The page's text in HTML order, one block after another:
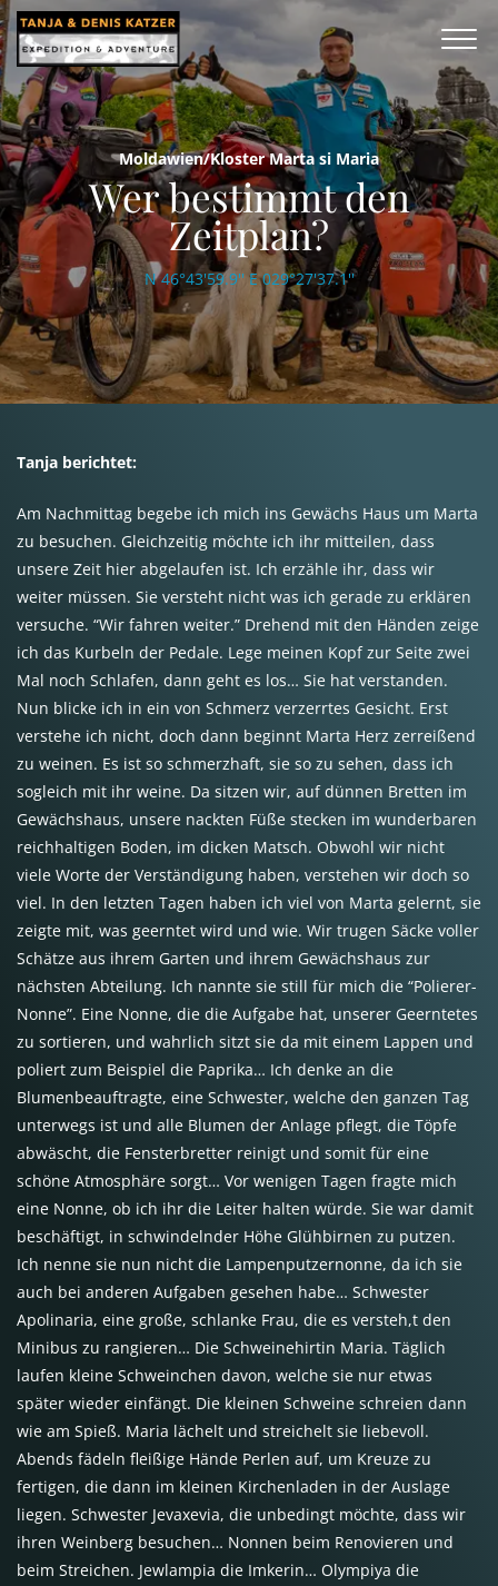
Moldawien/Kloster Marta si Maria
Wer bestimmt den
Zeitplan?
N 46°43'59.9'' E 029°27'37.1''
Tanja berichtet:
Am Nachmittag begebe ich mich ins Gewächs Haus um Marta
zu besuchen. Gleichzeitig möchte ich ihr mitteilen, dass
unsere Zeit hier abgelaufen ist. Ich erzähle ihr, dass wir
weiter müssen. Sie versteht nicht was ich gerade zu erklären
versuche. “Wir fahren weiter.” Drehend mit den Händen zeige
ich das Kurbeln der Pedale. Lege meinen Kopf zur Seite zwei
Mal noch Schlafen, dann geht es los… Sie hat verstanden.
Nun blicke ich in ein von Schmerz verzerrtes Gesicht. Erst
verstehe ich nicht, doch dann beginnt Marta Herz zerreißend
zu weinen. Es ist so schmerzhaft, sie so zu sehen, dass ich
sogleich mit ihr weine. Da sitzen wir, auf dünnen Bretten im
Gewächshaus, unsere nackten Füße stecken im wunderbaren
reichhaltigen Boden, im dicken Matsch. Obwohl wir nicht
viele Worte der Verständigung haben, verstehen wir doch so
viel. In den letzten Tagen haben ich viel von Marta gelernt, sie
zeigte mit, was geerntet wird und wie. Wir trugen Säcke voller
Schätze aus ihrem Garten und ihrem Gewächshaus zur
nächsten Abteilung. Ich nannte sie still für mich die “Polierer-
Nonne”. Eine Nonne, die die Aufgabe hat, unserer Geerntetes
zu sortieren, und wahrlich sitzt sie da mit einem Lappen und
poliert zum Beispiel die Paprika… Ich denke an die
Blumenbeauftragte, eine Schwester, welche den ganzen Tag
unterwegs ist und alle Blumen der Anlage pflegt, die Töpfe
abwäscht, die Fensterbretter reinigt und somit für eine
schöne Atmosphäre sorgt… Vor wenigen Tagen fragte mich
eine Nonne, ob ich ihr die Leiter halten würde. Sie war damit
beschäftigt, in schwindelnder Höhe Glühbirnen zu putzen.
Ich nenne sie nun nicht die Lampenputzernonne, da ich sie
auch bei anderen Aufgaben gesehen habe… Schwester
Apolinaria, eine große, schlanke Frau, die es versteh,t den
Minibus zu rangieren… Die Schweinehirtin Maria. Täglich
laufen kleine Schweinchen davon, welche sie nur etwas
später wieder einfängt. Die kleinen Schweine schreien dann
wie am Spieß. Maria lächelt und streichelt sie liebevoll.
Abends fädeln fleißige Hände Perlen auf, um Kreuze zu
fertigen, die dann im kleinen Kirchenladen in der Auslage
liegen. Schwester Jevaxevia, die unbedingt möchte, dass wir
ihren Weinberg besuchen… Nonnen beim Renovieren und
beim Streichen. Jewlampia die Imkerin… Olympiya die